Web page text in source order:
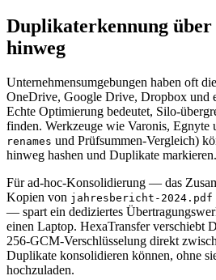
Duplikaterkennung über
hinweg
Unternehmensumgebungen haben oft
OneDrive, Google Drive, Dropbox und
Echte Optimierung bedeutet, Silo-
finden. Werkzeuge wie Varonis, Egnyte
renames und Prüfsummen-Vergleich)
hinweg hashen und Duplikate markieren.
Für ad-hoc-Konsolidierung — das
Kopien von jahresbericht-2024.pdf
— spart ein dediziertes
einen Laptop. HexaTransfer verschiebt
256-GCM-Verschlüsselung direkt
Duplikate konsolidieren können, ohne
hochzuladen.